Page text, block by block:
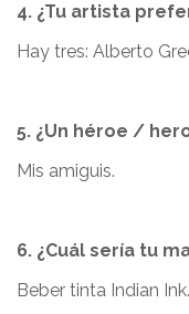
4. ¿Tu artista
Hay tres: Alberto
5. ¿Un héroe /
Mis amiguis.
6. ¿Cuál sería tu
Beber tinta Indian Ink.